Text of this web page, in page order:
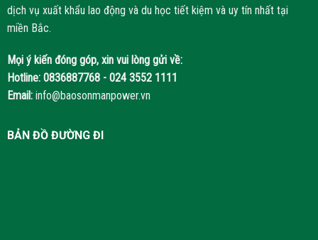
dịch vụ xuất khẩu lao động và du học tiết kiệm và uy tín nhất tại
miền Bắc.
Mọi ý kiến đóng góp, xin vui lòng gửi về:
Hotline: 0836887768 - 024 3552 1111
Email: info@baosonmanpower.vn
BẢN ĐỒ ĐƯỜNG ĐI